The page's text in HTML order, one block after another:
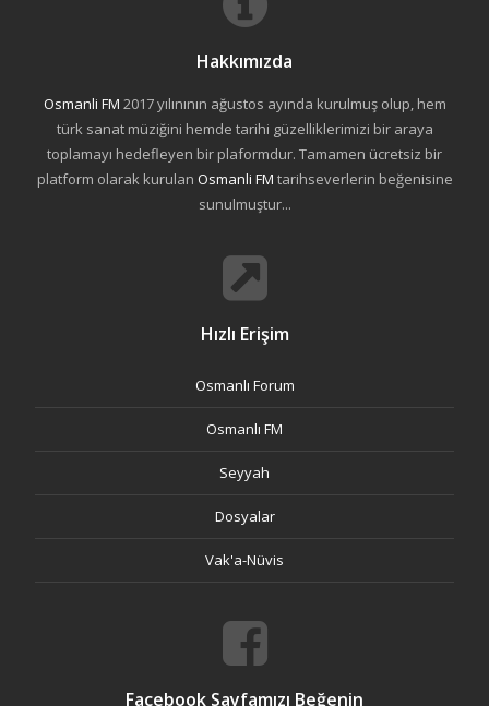
Hakkımızda
Osmanli FM 2017 yılınının ağustos ayında kurulmuş olup, hem
türk sanat müziğini hemde tarihi güzelliklerimizi bir araya
toplamayı hedefleyen bir plaformdur. Tamamen ücretsiz bir
platform olarak kurulan Osmanli FM tarihseverlerin beğenisine
sunulmuştur...
Hızlı Erişim
Osmanlı Forum
Osmanlı FM
Seyyah
Dosyalar
Vak'a-Nüvis
Facebook Sayfamızı Beğenin